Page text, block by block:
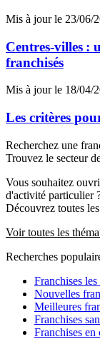
Mis à jour le 23/06/
Centres-villes :
franchisés
Mis à jour le 18/04/
Les critères
Recherchez une
Trouvez le secteur
Vous souhaitez
d'activité particulier
Découvrez toutes
Voir toutes les
Recherches
Franchises
Nouvelles
Meilleures
Franchises
Franchises